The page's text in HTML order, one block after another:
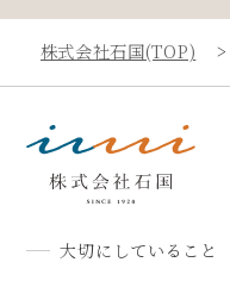
株式会社石国(TOP)
大切にしていること